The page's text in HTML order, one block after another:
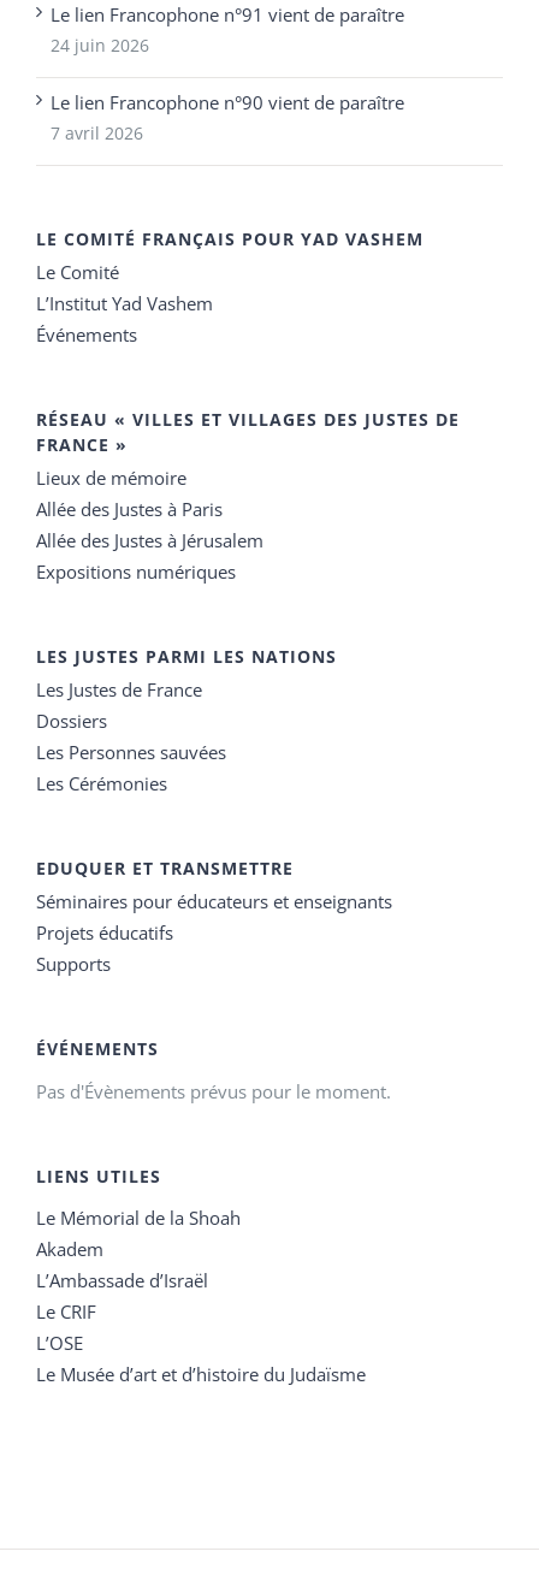
Le lien Francophone n°91 vient de paraître
24 juin 2026
Le lien Francophone n°90 vient de paraître
7 avril 2026
LE COMITÉ FRANÇAIS POUR YAD VASHEM
Le Comité
L’Institut Yad Vashem
Événements
RÉSEAU « VILLES ET VILLAGES DES JUSTES DE
FRANCE »
Lieux de mémoire
Allée des Justes à Paris
Allée des Justes à Jérusalem
Expositions numériques
LES JUSTES PARMI LES NATIONS
Les Justes de France
Dossiers
Les Personnes sauvées
Les Cérémonies
EDUQUER ET TRANSMETTRE
Séminaires pour éducateurs et enseignants
Projets éducatifs
Supports
ÉVÉNEMENTS
Pas d'Évènements prévus pour le moment.
LIENS UTILES
Le Mémorial de la Shoah
Akadem
L’Ambassade d’Israël
Le CRIF
L’OSE
Le Musée d’art et d’histoire du Judaïsme